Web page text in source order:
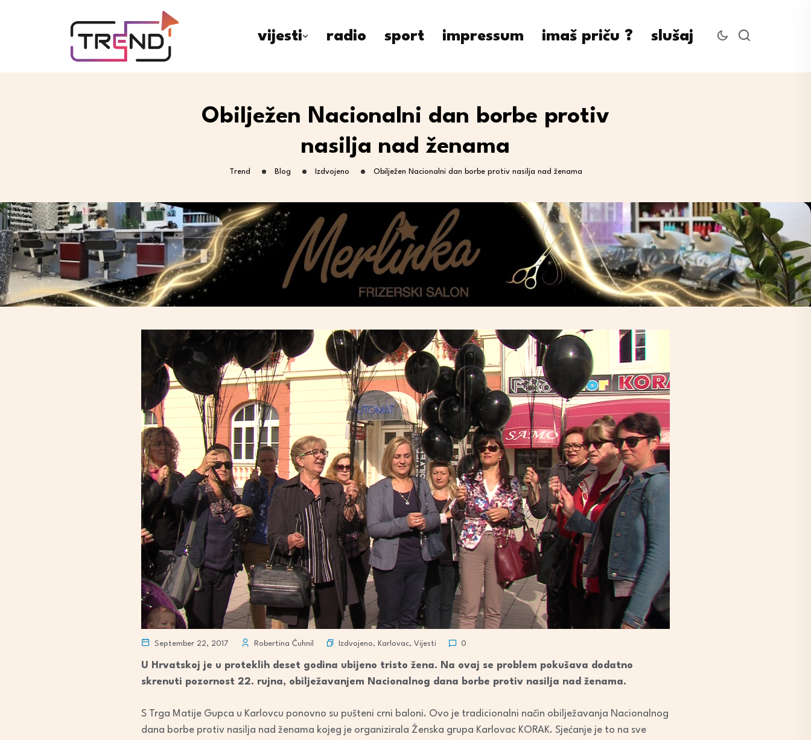
vijesti radio sport impressum imaš priču ? slušaj
Obilježen Nacionalni dan borbe protiv
nasilja nad ženama
Trend Blog Izdvojeno Obilježen Nacionalni dan borbe protiv nasilja nad ženama
September 22, 2017 Robertina Čuhnil Izdvojeno, Karlovac, Vijesti 0
U Hrvatskoj je u proteklih deset godina ubijeno tristo žena. Na ovaj se problem pokušava dodatno
skrenuti pozornost 22. rujna, obilježavanjem Nacionalnog dana borbe protiv nasilja nad ženama.
S Trga Matije Gupca u Karlovcu ponovno su pušteni crni baloni. Ovo je tradicionalni način obilježavanja Nacionalnog
dana borbe protiv nasilja nad ženama kojeg je organizirala Ženska grupa Karlovac KORAK. Sjećanje je to na sve